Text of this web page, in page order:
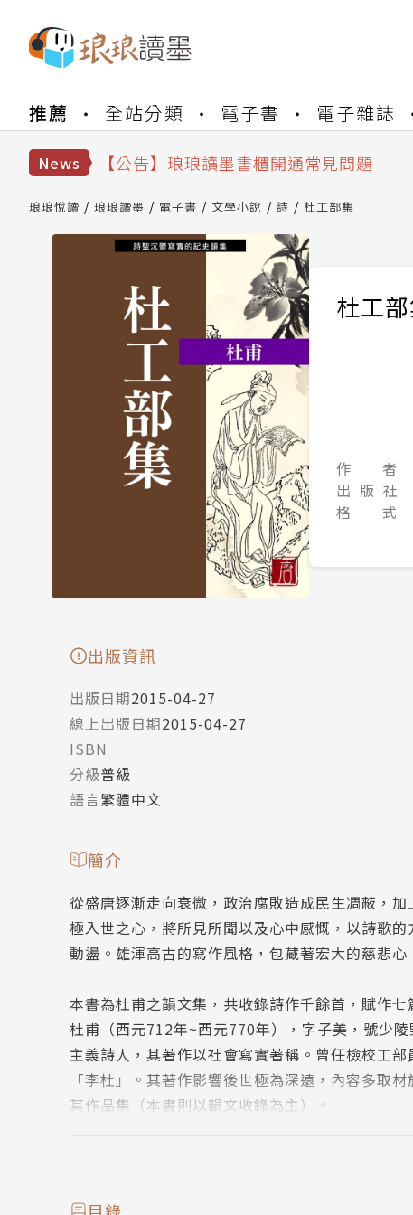
推薦 全站分類 電子書 電子雜誌
News
【公告】因 Readmoo 讀墨系統維護中
【公告】琅琅讀墨書櫃開通常見問題
【公告】琅琅書店服務升級重要說明及資
【公告】因 Readmoo 讀墨系統維護中，
琅琅悅讀 琅琅讀墨 電子書 文學小說 詩 杜工部集
杜工
作 者
出 版 社
格 式
出版資訊
出版日期2015-04-27
線上出版日期2015-04-27
ISBN
分級普級
語言繁體中文
簡介
從盛唐逐漸走向衰微，政治腐敗造成民生凋蔽，
極入世之心，將所見所聞以及心中感慨，以詩歌
動盪。雄渾高古的寫作風格，包藏著宏大的慈悲
本書為杜甫之韻文集，共收錄詩作千餘首，賦作
杜甫（西元712年~西元770年），字子美，號少
主義詩人，其著作以社會寫實著稱。曾任檢校工
「李杜」。其著作影響後世極為深遠，內容多取
其作品集（本書則以韻文收錄為主）。
朝獻太清宮賦 / 朝享太廟賦 / 有事於南郊賦 / 封西